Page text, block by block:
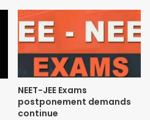
NEET-JEE Exams
postponement demands
continue